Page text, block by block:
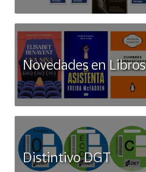
Novedades en Libros
Distintivo DGT